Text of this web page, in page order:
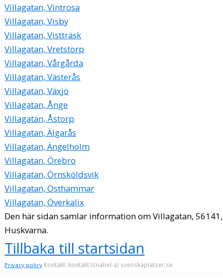
Villagatan, Vintrosa
Villagatan, Visby
Villagatan, Vistträsk
Villagatan, Vretstorp
Villagatan, Vårgårda
Villagatan, Västerås
Villagatan, Växjö
Villagatan, Ånge
Villagatan, Åstorp
Villagatan, Älgarås
Villagatan, Ängelholm
Villagatan, Örebro
Villagatan, Örnsköldsvik
Villagatan, Östhammar
Villagatan, Överkalix
Den här sidan samlar information om Villagatan, 56141,
Huskvarna.
Tillbaka till startsidan
Privacy policy Kontakt: kontakt (snabel-a) svenskaplatser.se